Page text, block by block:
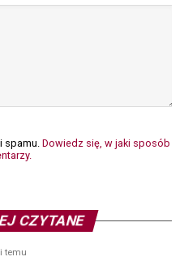
spamu.Dowiedz się, w jaki sposób
CZYTANE
temu